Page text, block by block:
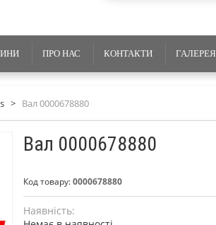
ПРО НАС КОНТАКТИ ГАЛЕРЕЯ
> Вал 0000678880
Вал 0000678880
Код товару:0000678880
Наявність: